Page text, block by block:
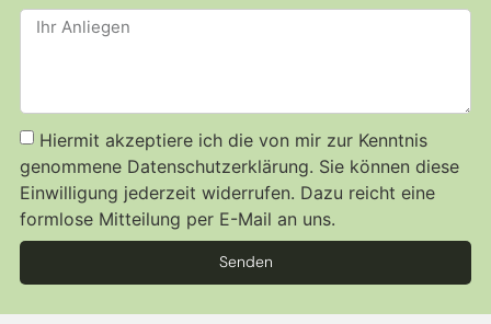
Hiermit akzeptiere ich die von mir zur Kenntnis
genommene Datenschutzerklärung. Sie können diese
Einwilligung jederzeit widerrufen. Dazu reicht eine
formlose Mitteilung per E-Mail an uns.
Senden